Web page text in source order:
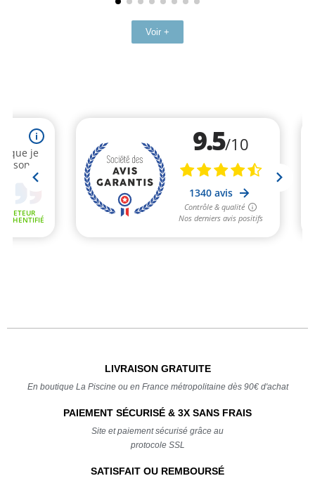
Voir +
LIVRAISON GRATUITE
En boutique La Piscine ou en France métropolitaine dès 90€ d'achat
PAIEMENT SÉCURISÉ & 3X SANS FRAIS
Site et paiement sécurisé grâce au
protocole SSL
SATISFAIT OU REMBOURSÉ